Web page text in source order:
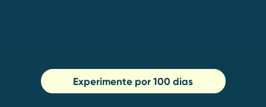
Experimente por 100 dias